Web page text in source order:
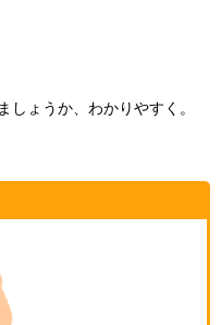
しょうか、わかりやすく。